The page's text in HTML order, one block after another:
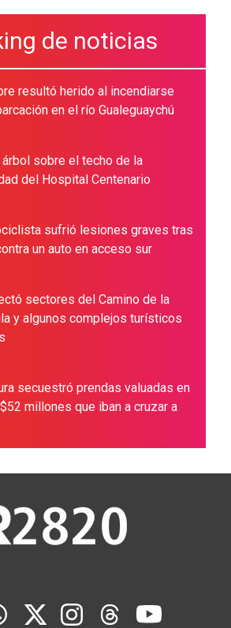
de noticias
resultó herido al incendiarse
en el río Gualeguaychú
árbol sobre el techo de la
del Hospital Centenario
sufrió lesiones graves tras
un auto en acceso sur
sectores del Camino de la
y algunos complejos turísticos
secuestró prendas valuadas en
millones que iban a cruzar a